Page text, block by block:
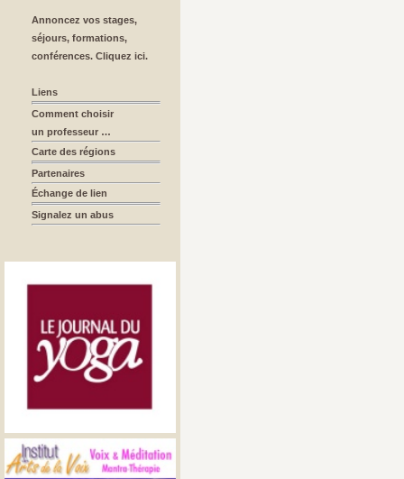
Annoncez vos stages,
séjours, formations,
conférences. Cliquez ici.
Liens
Comment choisir
un professeur …
Carte des régions
Partenaires
Échange de lien
Signalez un abus